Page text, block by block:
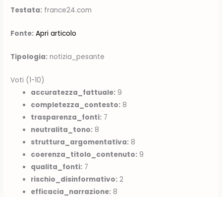
Testata: france24.com
Fonte: Apri articolo
Tipologia: notizia_pesante
Voti (1-10)
accuratezza_fattuale: 9
completezza_contesto: 8
trasparenza_fonti: 7
neutralita_tono: 8
struttura_argomentativa: 8
coerenza_titolo_contenuto: 9
qualita_fonti: 7
rischio_disinformativo: 2
efficacia_narrazione: 8